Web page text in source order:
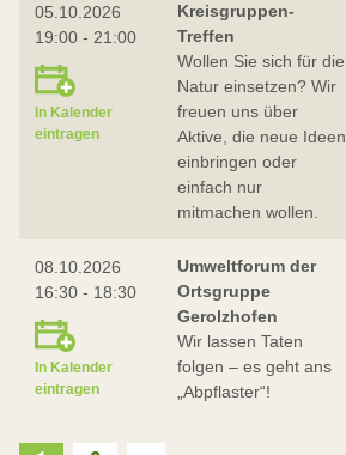
05.10.2026
19:00 - 21:00
In Kalender
eintragen
Kreisgruppen-
Treffen
Wollen Sie sich für die
Natur einsetzen? Wir
freuen uns über
Aktive, die neue Ideen
einbringen oder
einfach nur
mitmachen wollen.
08.10.2026
16:30 - 18:30
In Kalender
eintragen
Umweltforum der
Ortsgruppe
Gerolzhofen
Wir lassen Taten
folgen – es geht ans
„Abpflaster“!